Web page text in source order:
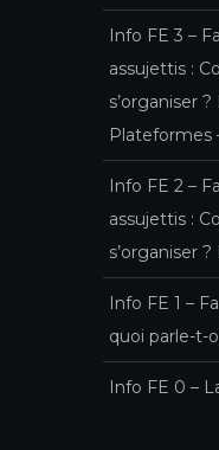
Info FE 3 –
assujettis :
s’organiser
Plateformes
Info FE 2 –
assujettis :
s’organiser
Info FE 1 –
quoi parle-t-
Info FE 0 –